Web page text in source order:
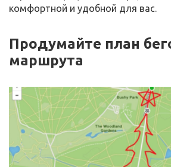
комфортной и удобной для вас.
Продумайте план
маршрута